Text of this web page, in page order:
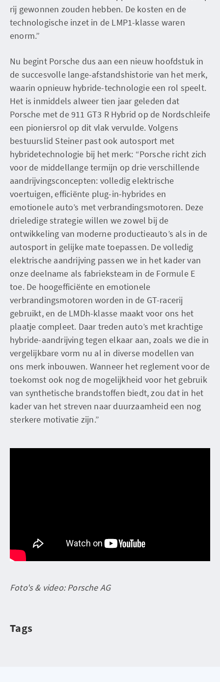
rij gewonnen zouden hebben. De kosten en de
technologische inzet in de LMP1-klasse waren
enorm.”
Nu begint Porsche dus aan een nieuw hoofdstuk in
de succesvolle lange-afstandshistorie van het merk,
waarin opnieuw hybride-technologie een rol speelt.
Het is inmiddels alweer tien jaar geleden dat
Porsche met de 911 GT3 R Hybrid op de Nordschleife
een pioniersrol op dit vlak vervulde. Volgens
bestuurslid Steiner past ook autosport met
hybridetechnologie bij het merk: “Porsche richt zich
voor de middellange termijn op drie verschillende
aandrijvingsconcepten: volledig elektrische
voertuigen, efficiënte plug-in-hybrides en
emotionele auto’s met verbrandingsmotoren. Deze
drieledige strategie willen we zowel bij de
ontwikkeling van moderne productieauto’s als in de
autosport in gelijke mate toepassen. De volledig
elektrische aandrijving passen we in het kader van
onze deelname als fabrieksteam in de Formule E
toe. De hoogefficiënte en emotionele
verbrandingsmotoren worden in de GT-racerij
gebruikt, en de LMDh-klasse maakt voor ons het
plaatje compleet. Daar treden auto’s met krachtige
hybride-aandrijving tegen elkaar aan, zoals we die in
vergelijkbare vorm nu al in diverse modellen van
ons merk inbouwen. Wanneer het reglement voor de
toekomst ook nog de mogelijkheid voor het gebruik
van synthetische brandstoffen biedt, zou dat in het
kader van het streven naar duurzaamheid een nog
sterkere motivatie zijn.”
Foto's & video: Porsche AG
Tags